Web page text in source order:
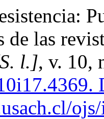
de las
l.], v. 10,